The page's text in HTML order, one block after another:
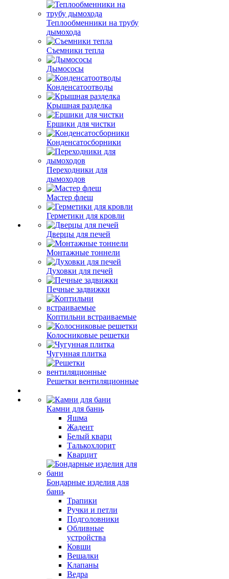
Теплообменники на трубу
дымохода
Съемники тепла
Дымососы
Конденсатоотводы
Крышная разделка
Ершики для чистки
Конденсатосборники
Переходники для
дымоходов
Мастер флеш
Герметики для кровли
Дверцы для печей
Монтажные тоннели
Духовки для печей
Печные задвижки
Коптильни встраиваемые
Колосниковые решетки
Чугунная плитка
Решетки вентиляционные
Камни для бани
Яшма
Жадеит
Белый кварц
Талькохлорит
Кварцит
Бондарные изделия для
бани
Трапики
Ручки и петли
Подголовники
Обливные
устройства
Ковши
Вешалки
Клапаны
Ведра